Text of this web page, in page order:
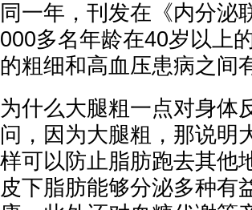
同一年，刊发在《内分泌
000多名年龄在40岁以上
的粗细和高血压患病之间
为什么大腿粗一点对身体
问，因为大腿粗，那说明
样可以防止脂肪跑去其他
皮下脂肪能够分泌多种有